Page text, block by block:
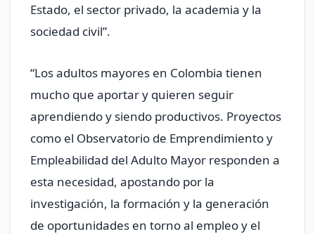
Estado, el sector privado, la academia y la
sociedad civil”.
“Los adultos mayores en Colombia tienen
mucho que aportar y quieren seguir
aprendiendo y siendo productivos. Proyectos
como el Observatorio de Emprendimiento y
Empleabilidad del Adulto Mayor responden a
esta necesidad, apostando por la
investigación, la formación y la generación
de oportunidades en torno al empleo y el